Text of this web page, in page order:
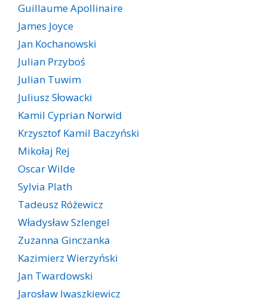
Guillaume Apollinaire
James Joyce
Jan Kochanowski
Julian Przyboś
Julian Tuwim
Juliusz Słowacki
Kamil Cyprian Norwid
Krzysztof Kamil Baczyński
Mikołaj Rej
Oscar Wilde
Sylvia Plath
Tadeusz Różewicz
Władysław Szlengel
Zuzanna Ginczanka
Kazimierz Wierzyński
Jan Twardowski
Jarosław Iwaszkiewicz